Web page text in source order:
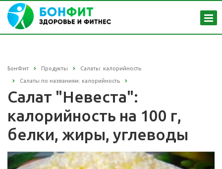
БонФит Продукты Салаты: калорийность
Салаты по названиям: калорийность
Салат "Невеста":
калорийность на 100 г,
белки, жиры, углеводы